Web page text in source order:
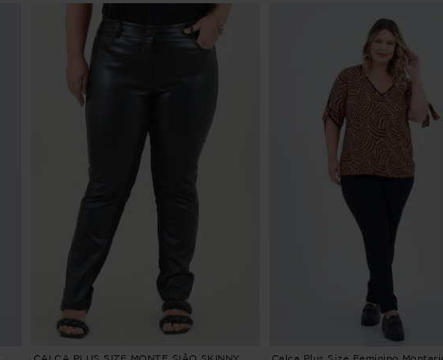
CALÇA PLUS SIZE MONTE SIÃO SKINNY Calça Plus Size Feminino